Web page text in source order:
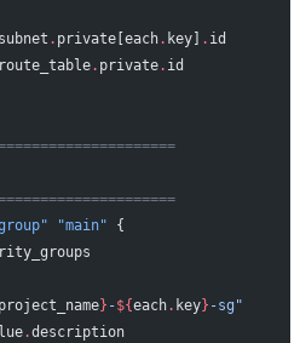
. private[each. key] . id
. private. id
"main" {
project_name} -${each. key} -sg"
.description